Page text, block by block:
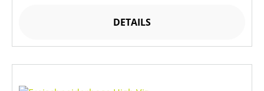
DETAILS